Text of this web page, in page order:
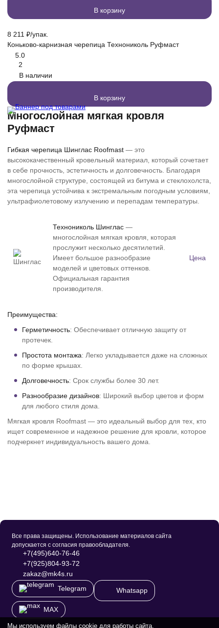
В корзину
8 211 ₽/упак.
Коньково-карнизная черепица Технониколь Руфмаст
5.0
2
В наличии
В корзину
Многослойная мягкая кровля
Руфмаст
Гибкая черепица Шинглас Roofmast — это
высококачественный кровельный материал, который сочетает
в себе прочность, эстетичность и долговечность. Благодаря
многослойной структуре, состоящей из битума и стеклохолста,
эта черепица устойчива к экстремальным погодным условиям,
ультрафиолетовому излучению и перепадам температуры.
Технониколь Шинглас —
многослойная мягкая кровля, которая
прослужит несколько десятилетий.
Имеет большое разнообразие
моделей и цветовых оттенков.
Официальная гарантия
производителя.
Цена
Преимущества:
Герметичность: Обеспечивает отличную защиту от
протечек.
Простота монтажа: Легко укладывается даже на сложных
по форме крышах.
Долговечность: Срок службы более 30 лет.
Разнообразие дизайнов: Широкий выбор цветов и форм
для любого стиля дома.
Мягкая кровля Roofmast — это идеальный выбор для тех, кто
ищет современное и надежное решение для кровли, которое
подчеркнет индивидуальность вашего дома.
Все права защищены. Использование материалов сайта
допускается с согласия правообладателя.
+7(495)640-76-46
+7(925)804-93-72
zakaz@mk4s.ru
Telegram
Whatsapp
MAX
Мы используем файлы cookie для работы сайта,